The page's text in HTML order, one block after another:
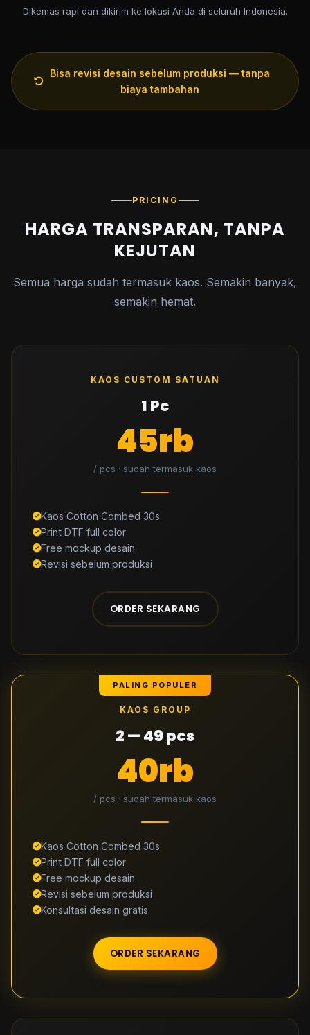
Dikemas rapi dan dikirim ke lokasi Anda di seluruh Indonesia.
Bisa revisi desain sebelum produksi — tanpa
biaya tambahan
PRICING
HARGA TRANSPARAN, TANPA
KEJUTAN
Semua harga sudah termasuk kaos. Semakin banyak,
semakin hemat.
KAOS CUSTOM SATUAN
1 Pc
45rb
/ pcs · sudah termasuk kaos
Kaos Cotton Combed 30s
Print DTF full color
Free mockup desain
Revisi sebelum produksi
ORDER SEKARANG
PALING POPULER
KAOS GROUP
2 — 49 pcs
40rb
/ pcs · sudah termasuk kaos
Kaos Cotton Combed 30s
Print DTF full color
Free mockup desain
Revisi sebelum produksi
Konsultasi desain gratis
ORDER SEKARANG